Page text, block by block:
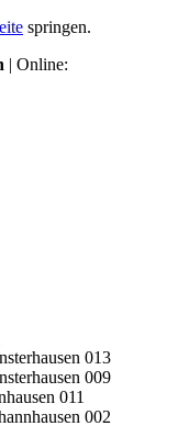
springen.
| Online: